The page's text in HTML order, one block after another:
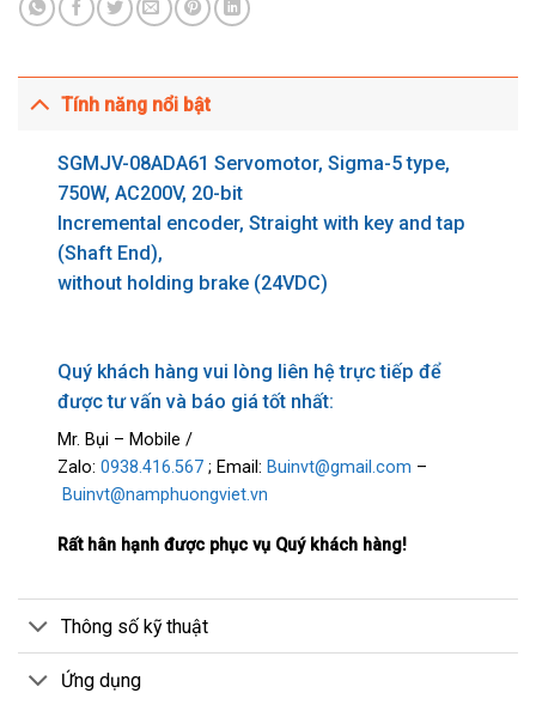
Tính năng nổi bật
SGMJV-08ADA61 Servomotor, Sigma-5 type,
750W, AC200V, 20-bit
Incremental encoder, Straight with key and tap
(Shaft End),
without holding brake (24VDC)
Quý khách hàng vui lòng liên hệ trực tiếp để
được tư vấn và báo giá tốt nhất:
Mr. Bụi – Mobile /
Zalo:0938.416.567; Email:Buinvt@gmail.com –
Buinvt@namphuongviet.vn
Rất hân hạnh được phục vụ Quý khách hàng!
Thông số kỹ thuật
Ứng dụng